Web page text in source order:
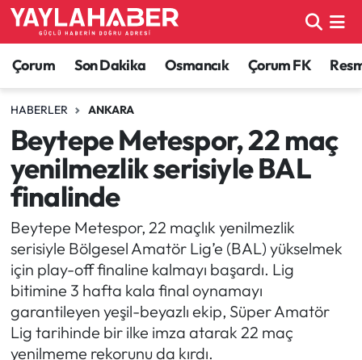
Çorum Son Dakika Osmancık Çorum FK
HABERLER ANKARA
Beytepe Metespor, 22 maç
yenilmezlik serisiyle BAL
finalinde
Beytepe Metespor, 22 maçlık yenilmezlik
serisiyle Bölgesel Amatör Lig’e (BAL) yükselmek
için play-off finaline kalmayı başardı. Lig
bitimine 3 hafta kala final oynamayı
garantileyen yeşil-beyazlı ekip, Süper Amatör
Lig tarihinde bir ilke imza atarak 22 maç
yenilmeme rekorunu da kırdı.
Alaca Haberleri
Bayat Haberleri
Bilgi - Keşfet Haberleri
Bilim ve Teknoloji
Boğazkale Haberleri
Çorum Haberleri
Çorum Son Dakika Haberleri
Dodurga Haberleri
Çorum Nöbetçi Eczaneler
Çorum Hava Durumu
Çorum Namaz Vakitleri
Çorum Trafik Yoğunluk Haritası
TFF 1.Lig Puan Durumu ve Fikstür
Tüm Manşetler
Son Dakika Haberleri
Haber Arşivi